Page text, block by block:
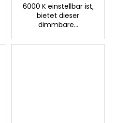
6000 K einstellbar ist,
bietet dieser
dimmbare...